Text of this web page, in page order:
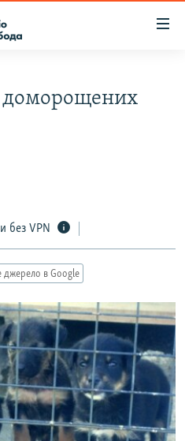
доморощених
без VPN
джерело в Google